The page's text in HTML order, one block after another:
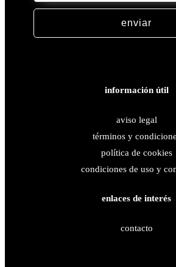
enviar
información útil
aviso legal
términos y
política de cookies
condiciones de uso y
enlaces de interés
contacto